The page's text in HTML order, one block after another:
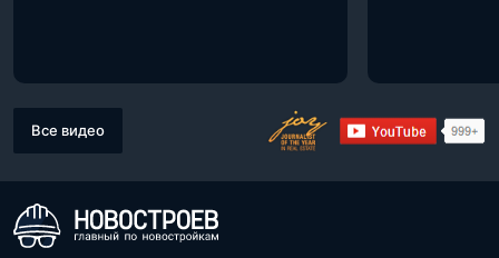
Все видео